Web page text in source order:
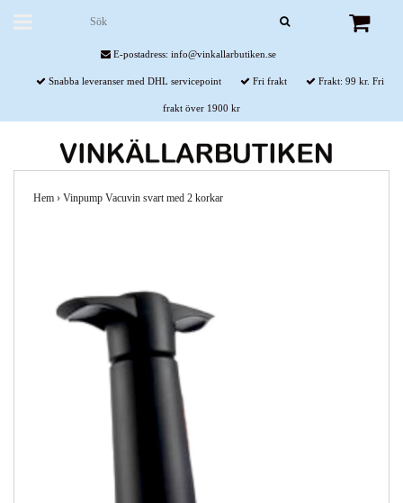
E-postadress: info@vinkallarbutiken.se
Snabba leveranser med DHL servicepoint Fri frakt Frakt: 99 kr. Fri
frakt över 1900 kr
Hem › Vinpump Vacuvin svart med 2 korkar